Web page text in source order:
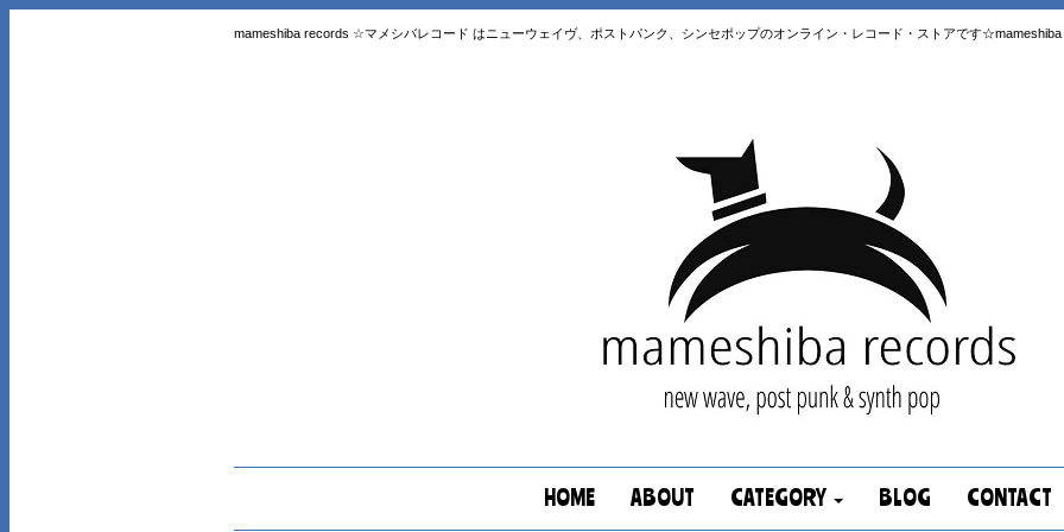
mameshiba records ☆マメシバレコード はニューウェイヴ、ポストパンク、シンセポップのオンライン・レコード・ストアです
HOME ABOUT CATEGORY BLOG CONTACT